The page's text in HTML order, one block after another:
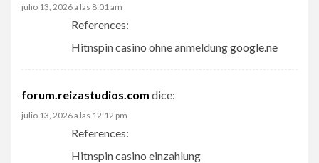
julio 13, 2026 a las 8:01 am
References:
Hitnspin casino ohne anmeldunggoogle.ne
forum.reizastudios.com dice:
julio 13, 2026 a las 12:12 pm
References:
Hitnspin casino einzahlung